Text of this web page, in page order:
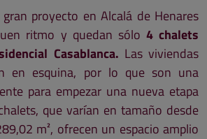
proyecto en Alcalá de Henares
ritmo y quedan sólo 4 chalets
Casablanca. Las viviendas
en esquina, por lo que son una
para empezar una nueva etapa
que varían en tamaño desde
m², ofrecen un espacio amplio